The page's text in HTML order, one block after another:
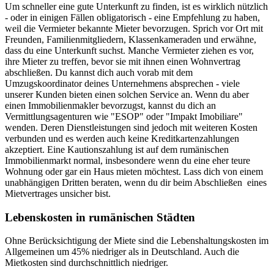
Um schneller eine gute Unterkunft zu finden, ist es wirklich nützlich
- oder in einigen Fällen obligatorisch - eine Empfehlung zu haben,
weil die Vermieter bekannte Mieter bevorzugen. Sprich vor Ort mit
Freunden, Familienmitgliedern, Klassenkameraden und erwähne,
dass du eine Unterkunft suchst. Manche Vermieter ziehen es vor,
ihre Mieter zu treffen, bevor sie mit ihnen einen Wohnvertrag
abschließen. Du kannst dich auch vorab mit dem
Umzugskoordinator deines Unternehmens absprechen - viele
unserer Kunden bieten einen solchen Service an. Wenn du aber
einen Immobilienmakler bevorzugst, kannst du dich an
Vermittlungsagenturen wie "ESOP" oder "Impakt Imobiliare"
wenden. Deren Dienstleistungen sind jedoch mit weiteren Kosten
verbunden und es werden auch keine Kreditkartenzahlungen
akzeptiert. Eine Kautionszahlung ist auf dem rumänischen
Immobilienmarkt normal, insbesondere wenn du eine eher teure
Wohnung oder gar ein Haus mieten möchtest. Lass dich von einem
unabhängigen Dritten beraten, wenn du dir beim Abschließen eines
Mietvertrages unsicher bist.
Lebenskosten in rumänischen Städten
Ohne Berücksichtigung der Miete sind die Lebenshaltungskosten im
Allgemeinen um 45% niedriger als in Deutschland. Auch die
Mietkosten sind durchschnittlich niedriger.